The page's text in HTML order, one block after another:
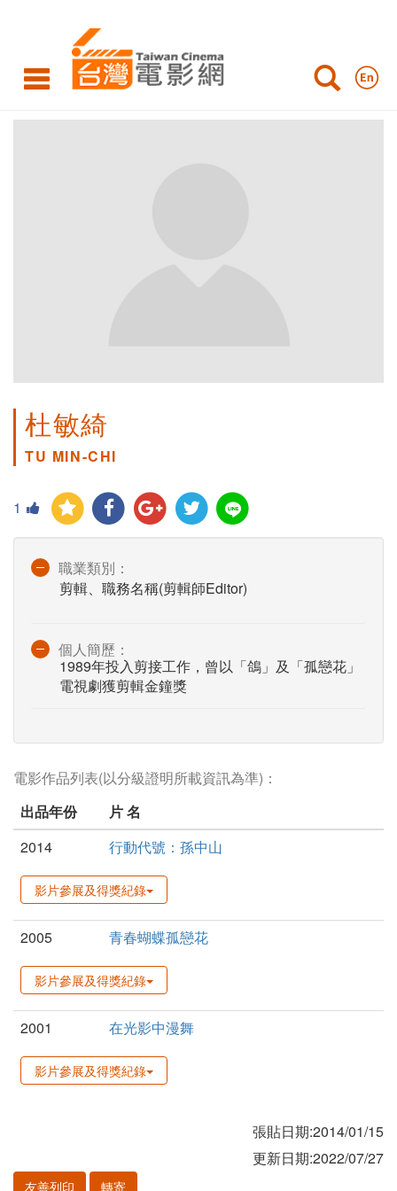
杜敏綺
TU MIN-CHI
1
職業類別：
剪輯、職務名稱(剪輯師Editor)
個人簡歷：
1989年投入剪接工作，曾以「鴿」及「孤戀花」
電視劇獲剪輯金鐘獎
電影作品列表(以分級證明所載資訊為準)：
出品年份
片 名
2014
行動代號：孫中山
影片參展及得獎紀錄
2005 青春蝴蝶孤戀花
影片參展及得獎紀錄
2001 在光影中漫舞
影片參展及得獎紀錄
張貼日期:2014/01/15
更新日期:2022/07/27
友善列印 轉寄